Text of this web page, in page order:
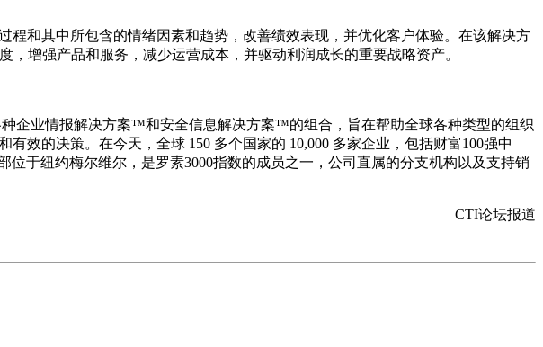
和其中所包含的情绪因素和趋势，改善绩效表现，并优化客户体验。在该解决方
增强产品和服务，减少运营成本，并驱动利润成长的重要战略资产。
业情报解决方案™和安全信息解决方案™的组合，旨在帮助全球各种类型的组织
效的决策。在今天，全球 150 多个国家的 10,000 多家企业，包括财富100强中
于纽约梅尔维尔，是罗素3000指数的成员之一，公司直属的分支机构以及支持销
CTI论坛报道